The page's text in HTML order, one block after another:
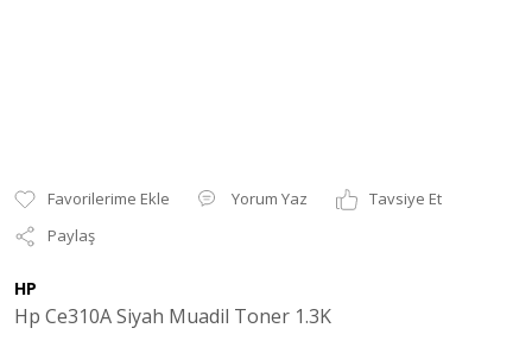
Yorum Yaz
Tavsiye Et
Paylaş
HP
Hp Ce310A Siyah Muadil Toner 1.3K